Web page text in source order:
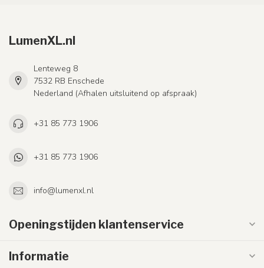
LumenXL.nl
Lenteweg 8
7532 RB Enschede
Nederland (Afhalen uitsluitend op afspraak)
+31 85 773 1906
+31 85 773 1906
info@lumenxl.nl
Openingstijden klantenservice
Informatie